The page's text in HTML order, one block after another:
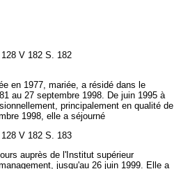
128 V 182 S. 182
en 1977, mariée, a résidé dans le
au 27 septembre 1998. De juin 1995 à
principalement en qualité de
1998, elle a séjourné
128 V 182 S. 183
auprès de l'Institut supérieur
jusqu'au 26 juin 1999. Elle a